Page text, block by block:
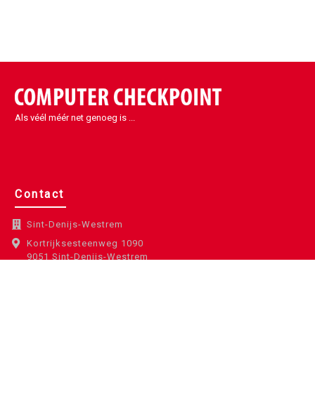
Als véél méér net genoeg is ...
Contact
Sint-Denijs-Westrem
Kortrijksesteenweg 1090
9051 Sint-Denijs-Westrem